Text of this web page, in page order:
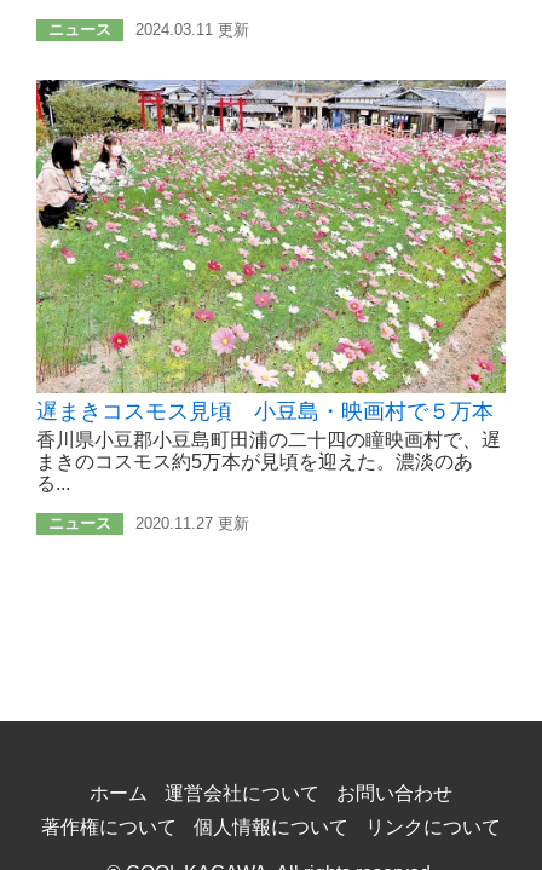
ニュース 2024.03.11 更新
遅まきコスモス見頃 小豆島・映画村で５万本
香川県小豆郡小豆島町田浦の二十四の瞳映画村で、遅
まきのコスモス約5万本が見頃を迎えた。濃淡のあ
る...
ニュース 2020.11.27 更新
ホーム 運営会社について
お問い合わせ
著作権について
個人情報について リンクについて